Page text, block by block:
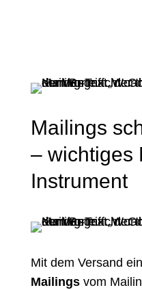
Mailings
– wichtiges
Instrument
Mit dem Versand
Mailingsvom